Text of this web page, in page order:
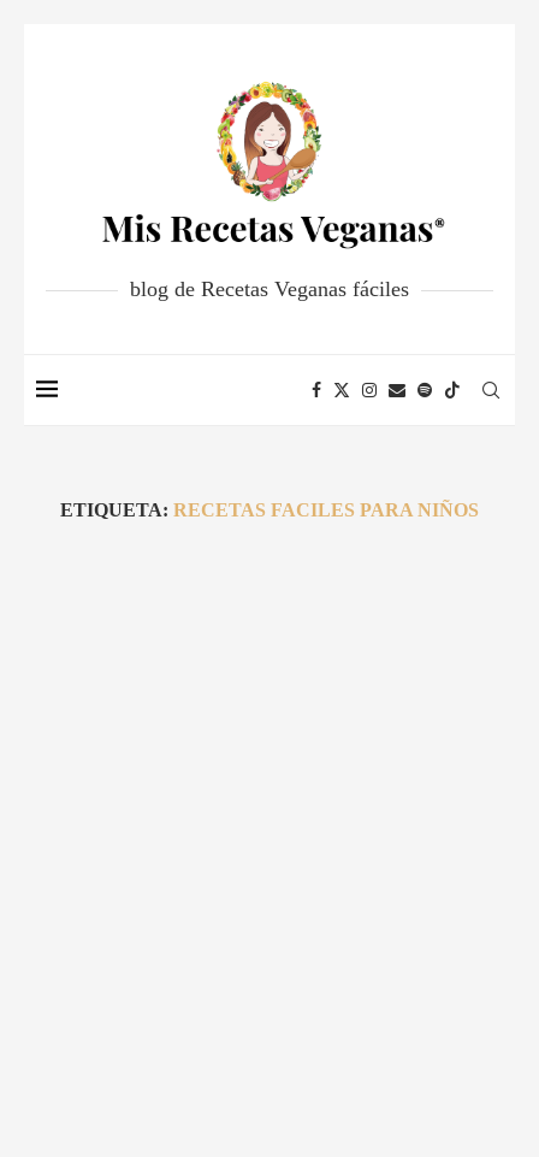
blog de Recetas Veganas fáciles
ETIQUETA: RECETAS FACILES PARA NIÑOS